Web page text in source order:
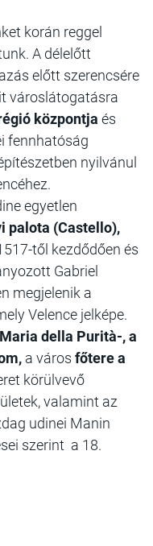
korán reggel
A délelőtt
előtt szerencsére
városlátogatásra
központja és
fennhatóság
nyilvánul
egyetlen
palota (Castello),
től kezdődően és
Gabriel
megjelenik a
Velence jelképe.
della Purità-, a
a város főtere a
körülvevő
valamint az
udinei Manin
szerint a 18.